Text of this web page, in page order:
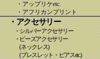
・アップリケetc.
・アフリカンプリント
・アクセサリー
・シルバーアクセサリー
・ビーズアクセサリー
(ネックレス)
(ブレスレット・ピアスetc.)